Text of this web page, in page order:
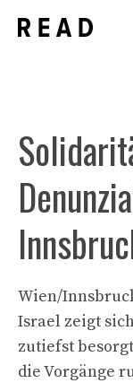
Inhalt
Wien/
Israel zeigt
zutiefst
die Vorgänge